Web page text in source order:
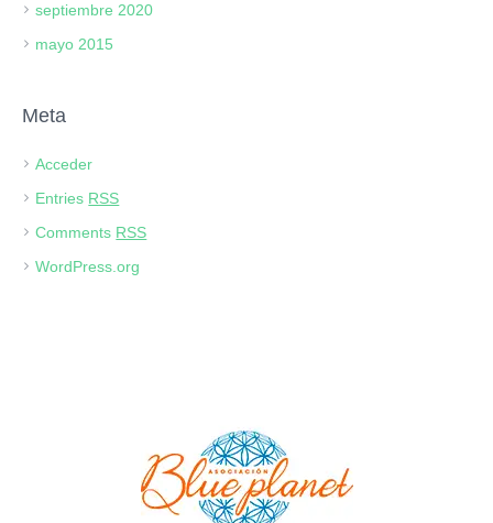
septiembre 2020
mayo 2015
Meta
Acceder
Entries RSS
Comments RSS
WordPress.org